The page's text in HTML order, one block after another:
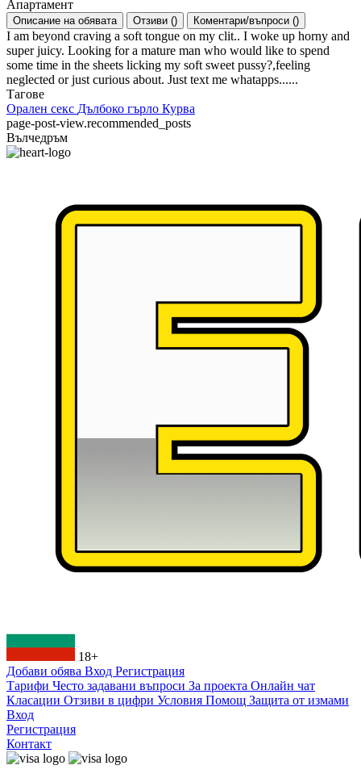
Апартамент
Описание на обявата Отзиви () Коментари/въпроси ()
I am beyond craving a soft tongue on my clit.. I woke up horny and
super juicy. Looking for a mature man who would like to spend
some time in the sheets licking my soft sweet pussy?,feeling
neglected or just curious about. Just text me whatapps......
Тагове
Орален секс Дълбоко гърло Курва
page-post-view.recommended_posts
Вълчедръм
18+
Добави обява Вход Регистрация
Тарифи Често задавани въпроси За проекта Онлайн чат
Класации Отзиви в цифри Условия Помощ Защита от измами
Вход
Регистрация
Контакт